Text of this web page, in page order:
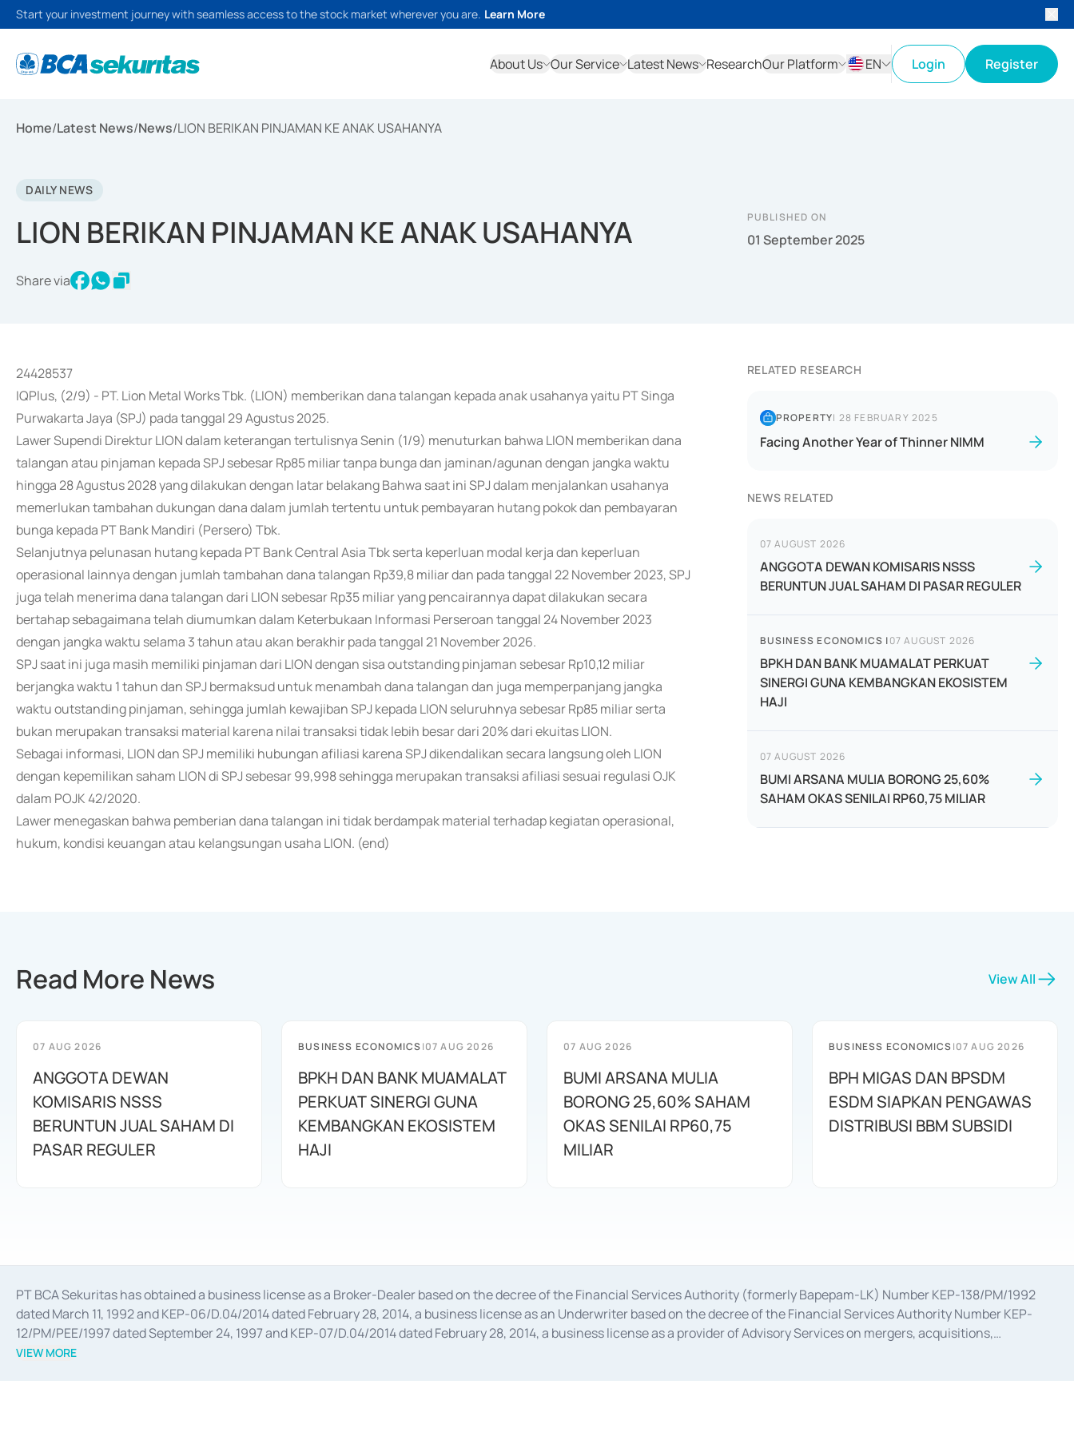
Start your investment journey with seamless access to the stock market wherever you are. Learn More
About Us Our Service Latest News ResearchOur Platform
EN
Login Register
Home/Latest News/News/LION BERIKAN PINJAMAN KE ANAK USAHANYA
DAILY NEWS
LION BERIKAN PINJAMAN KE ANAK USAHANYA
Share via
PUBLISHED ON
01 September 2025
24428537
IQPlus, (2/9) - PT. Lion Metal Works Tbk. (LION) memberikan dana talangan kepada anak usahanya yaitu PT Singa
Purwakarta Jaya (SPJ) pada tanggal 29 Agustus 2025.
Lawer Supendi Direktur LION dalam keterangan tertulisnya Senin (1/9) menuturkan bahwa LION memberikan dana
talangan atau pinjaman kepada SPJ sebesar Rp85 miliar tanpa bunga dan jaminan/agunan dengan jangka waktu
hingga 28 Agustus 2028 yang dilakukan dengan latar belakang Bahwa saat ini SPJ dalam menjalankan usahanya
memerlukan tambahan dukungan dana dalam jumlah tertentu untuk pembayaran hutang pokok dan pembayaran
bunga kepada PT Bank Mandiri (Persero) Tbk.
Selanjutnya pelunasan hutang kepada PT Bank Central Asia Tbk serta keperluan modal kerja dan keperluan
operasional lainnya dengan jumlah tambahan dana talangan Rp39,8 miliar dan pada tanggal 22 November 2023, SPJ
juga telah menerima dana talangan dari LION sebesar Rp35 miliar yang pencairannya dapat dilakukan secara
bertahap sebagaimana telah diumumkan dalam Keterbukaan Informasi Perseroan tanggal 24 November 2023
dengan jangka waktu selama 3 tahun atau akan berakhir pada tanggal 21 November 2026.
SPJ saat ini juga masih memiliki pinjaman dari LION dengan sisa outstanding pinjaman sebesar Rp10,12 miliar
berjangka waktu 1 tahun dan SPJ bermaksud untuk menambah dana talangan dan juga memperpanjang jangka
waktu outstanding pinjaman, sehingga jumlah kewajiban SPJ kepada LION seluruhnya sebesar Rp85 miliar serta
bukan merupakan transaksi material karena nilai transaksi tidak lebih besar dari 20% dari ekuitas LION.
Sebagai informasi, LION dan SPJ memiliki hubungan afiliasi karena SPJ dikendalikan secara langsung oleh LION
dengan kepemilikan saham LION di SPJ sebesar 99,998 sehingga merupakan transaksi afiliasi sesuai regulasi OJK
dalam POJK 42/2020.
Lawer menegaskan bahwa pemberian dana talangan ini tidak berdampak material terhadap kegiatan operasional,
hukum, kondisi keuangan atau kelangsungan usaha LION. (end)
RELATED RESEARCH
PROPERTY| 28 FEBRUARY 2025
Facing Another Year of Thinner NIMM
NEWS RELATED
07 AUGUST 2026
ANGGOTA DEWAN KOMISARIS NSSS
BERUNTUN JUAL SAHAM DI PASAR REGULER
BUSINESS ECONOMICS |07 AUGUST 2026
BPKH DAN BANK MUAMALAT PERKUAT
SINERGI GUNA KEMBANGKAN EKOSISTEM
HAJI
07 AUGUST 2026
BUMI ARSANA MULIA BORONG 25,60%
SAHAM OKAS SENILAI RP60,75 MILIAR
Read More News View All
07 AUG 2026
ANGGOTA DEWAN
KOMISARIS NSSS
BERUNTUN JUAL SAHAM DI
PASAR REGULER
BUSINESS ECONOMICS|07 AUG 2026
BPKH DAN BANK MUAMALAT
PERKUAT SINERGI GUNA
KEMBANGKAN EKOSISTEM
HAJI
07 AUG 2026
BUMI ARSANA MULIA
BORONG 25,60% SAHAM
OKAS SENILAI RP60,75
MILIAR
BUSINESS ECONOMICS|07 AUG 2026
BPH MIGAS DAN BPSDM
ESDM SIAPKAN PENGAWAS
DISTRIBUSI BBM SUBSIDI
PT BCA Sekuritas has obtained a business license as a Broker-Dealer based on the decree of the Financial Services Authority (formerly Bapepam-LK) Number KEP-138/PM/1992
dated March 11, 1992 and KEP-06/D.04/2014 dated February 28, 2014, a business license as an Underwriter based on the decree of the Financial Services Authority Number KEP-
12/PM/PEE/1997 dated September 24, 1997 and KEP-07/D.04/2014 dated February 28, 2014, a business license as a provider of Advisory Services on mergers, acquisitions,
divestments, and joint ventures based on the decree of the Financial Services Authority Number S-67/PM.21/2014 dated February 28, 2014, a business license as a provider of
VIEW MORE